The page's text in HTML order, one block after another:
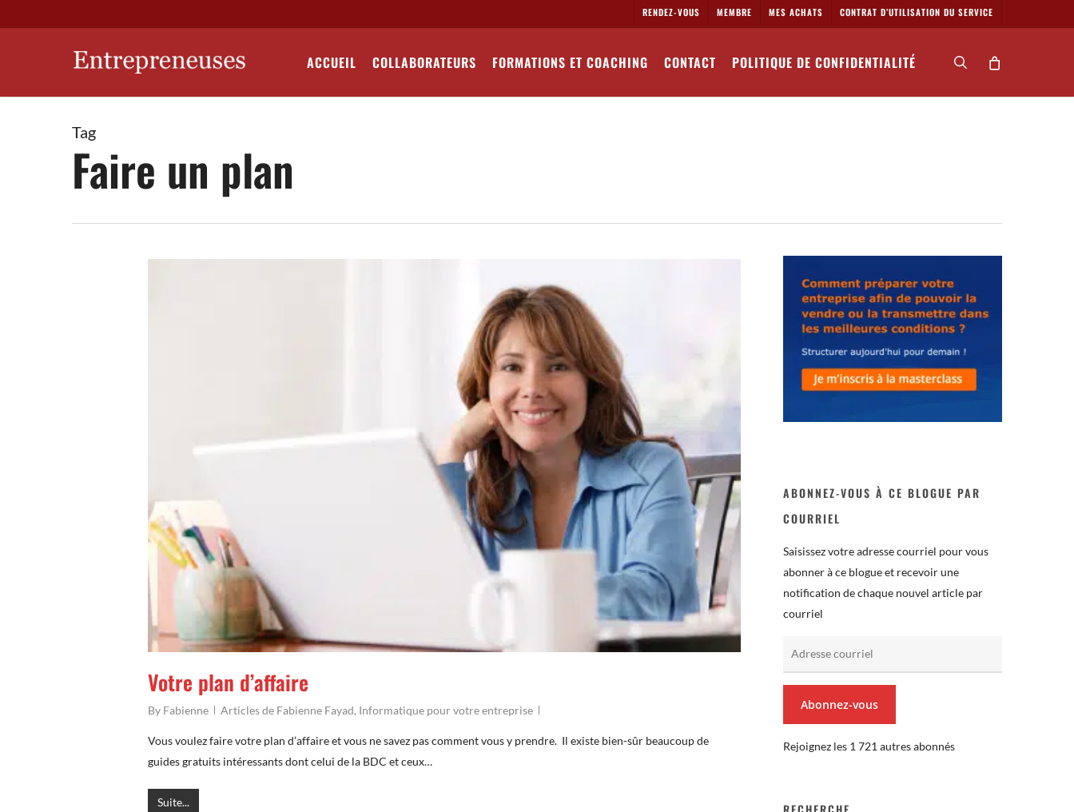
to
RENDEZ-VOUS MEMBRE MES ACHATS CONTRAT D’UTILISATION DU SERVICE
ACCUEIL COLLABORATEURS FORMATIONS ET COACHING CONTACT POLITIQUE DE CONFIDENTIALITÉ search
Tag
Faire un plan
Votre plan d’affaire
By Fabienne Articles de Fabienne Fayad, Informatique pour votre entreprise
Vous voulez faire votre plan d’affaire et vous ne savez pas comment vous y prendre. Il existe bien-sûr beaucoup de
guides gratuits intéressants dont celui de la BDC et ceux…
Suite...
ABONNEZ-VOUS À CE BLOGUE PAR
COURRIEL
Saisissez votre adresse courriel pour vous
abonner à ce blogue et recevoir une
notification de chaque nouvel article par
courriel
Abonnez-vous
Rejoignez les 1 721 autres abonnés